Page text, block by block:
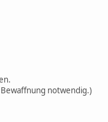
notwendig.)